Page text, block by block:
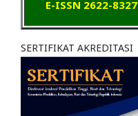
E-ISSN 2622-8327
SERTIFIKAT AKREDITASI